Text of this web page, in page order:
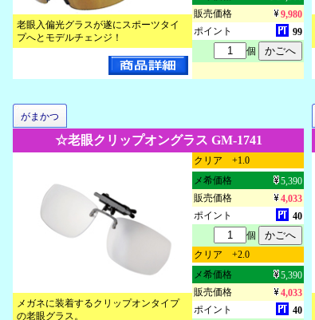
老眼入偏光グラスが遂にスポーツタイ
プへとモデルチェンジ！
販売価格
9,980
ポイント
99
個
がまかつ
☆老眼クリップオングラス GM-1741
メガネに装着するクリップオンタイプ
の老眼グラス。
クリア +1.0
メ希価格
5,390
販売価格
4,033
ポイント
40
個
クリア +2.0
メ希価格
5,390
販売価格
4,033
ポイント
40